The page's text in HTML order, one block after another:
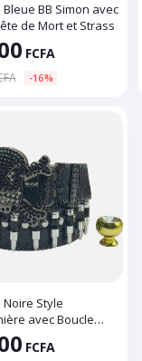
BB Simon avec
de Mort et Strass
FCFA
-16%
Style
avec Boucle
et Strass
FCFA